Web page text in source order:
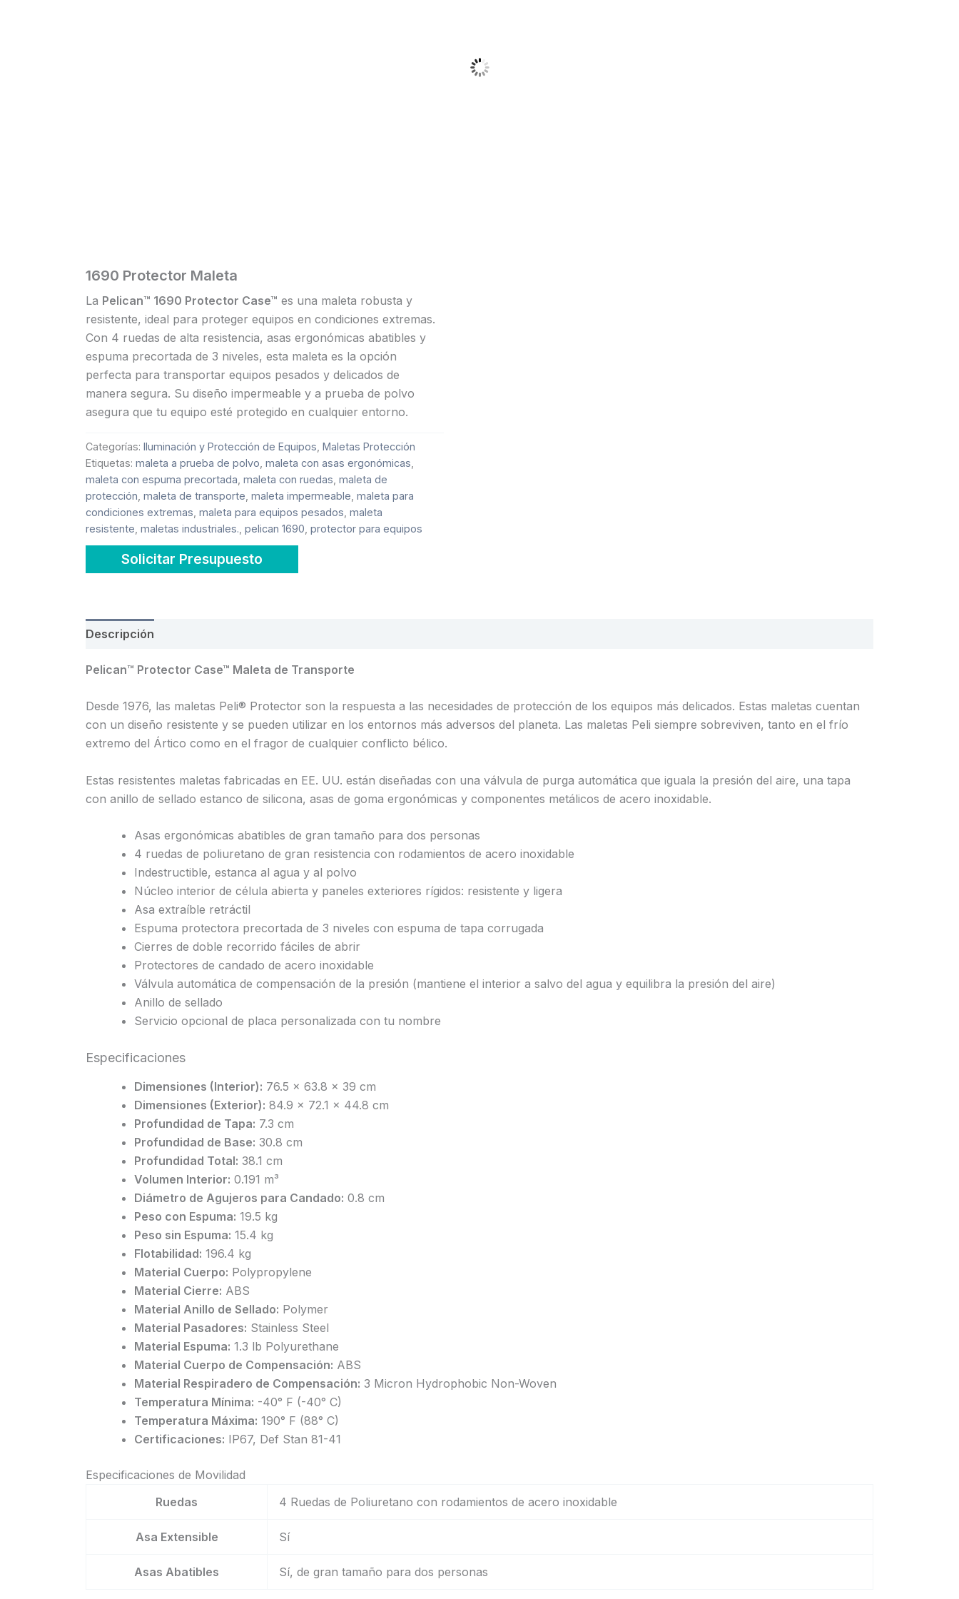
1690 Protector Maleta
La Pelican™ 1690 Protector Case™ es una maleta robusta y
resistente, ideal para proteger equipos en condiciones extremas.
Con 4 ruedas de alta resistencia, asas ergonómicas abatibles y
espuma precortada de 3 niveles, esta maleta es la opción
perfecta para transportar equipos pesados y delicados de
manera segura. Su diseño impermeable y a prueba de polvo
asegura que tu equipo esté protegido en cualquier entorno.
Categorías: Iluminación y Protección de Equipos Maletas Protección
Etiquetas: maleta a prueba de polvo maleta con asas ergonómicas
maleta con espuma precortada maleta con ruedas maleta de
protección maleta de transporte maleta impermeable maleta para
condiciones extremas maleta para equipos pesados maleta
resistente maletas industriales. pelican 1690 protector para equipos
Solicitar Presupuesto
Descripción
Pelican™ Protector Case™ Maleta de Transporte
Desde 1976, las maletas Peli® Protector son la respuesta a las necesidades de protección de los equipos más delicados. Estas maletas cuentan
con un diseño resistente y se pueden utilizar en los entornos más adversos del planeta. Las maletas Peli siempre sobreviven, tanto en el frío
extremo del Ártico como en el fragor de cualquier conflicto bélico.
Estas resistentes maletas fabricadas en EE. UU. están diseñadas con una válvula de purga automática que iguala la presión del aire, una tapa
con anillo de sellado estanco de silicona, asas de goma ergonómicas y componentes metálicos de acero inoxidable.
Asas ergonómicas abatibles de gran tamaño para dos personas
4 ruedas de poliuretano de gran resistencia con rodamientos de acero inoxidable
Indestructible, estanca al agua y al polvo
Núcleo interior de célula abierta y paneles exteriores rígidos: resistente y ligera
Asa extraíble retráctil
Espuma protectora precortada de 3 niveles con espuma de tapa corrugada
Cierres de doble recorrido fáciles de abrir
Protectores de candado de acero inoxidable
Válvula automática de compensación de la presión (mantiene el interior a salvo del agua y equilibra la presión del aire)
Anillo de sellado
Servicio opcional de placa personalizada con tu nombre
Especificaciones
Dimensiones (Interior): 76.5 x 63.8 x 39 cm
Dimensiones (Exterior): 84.9 x 72.1 x 44.8 cm
Profundidad de Tapa: 7.3 cm
Profundidad de Base: 30.8 cm
Profundidad Total: 38.1 cm
Volumen Interior: 0.191 m³
Diámetro de Agujeros para Candado: 0.8 cm
Peso con Espuma: 19.5 kg
Peso sin Espuma: 15.4 kg
Flotabilidad: 196.4 kg
Material Cuerpo: Polypropylene
Material Cierre: ABS
Material Anillo de Sellado: Polymer
Material Pasadores: Stainless Steel
Material Espuma: 1.3 lb Polyurethane
Material Cuerpo de Compensación: ABS
Material Respiradero de Compensación: 3 Micron Hydrophobic Non-Woven
Temperatura Mínima: -40° F (-40° C)
Temperatura Máxima: 190° F (88° C)
Certificaciones: IP67, Def Stan 81-41
Especificaciones de Movilidad
Ruedas
4 Ruedas de Poliuretano con rodamientos de acero inoxidable
Asa Extensible Sí
Asas Abatibles Sí, de gran tamaño para dos personas